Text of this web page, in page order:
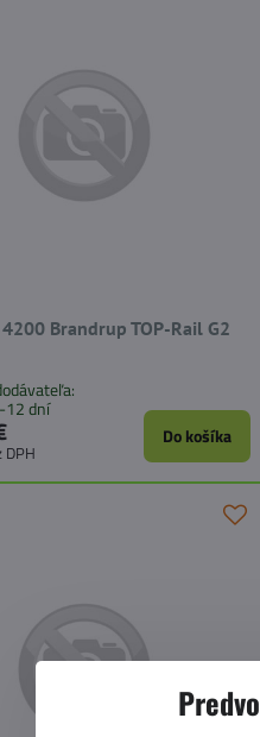
Brandrup TOP-Rail G2
12 dní
DPH
Do košíka